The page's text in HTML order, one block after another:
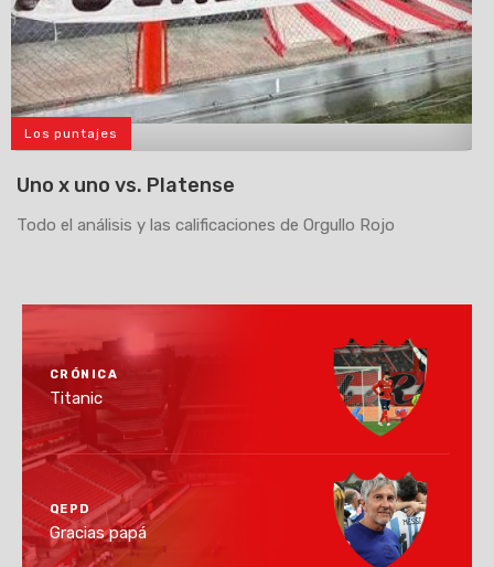
Los puntajes
Uno x uno vs. Platense
Todo el análisis y las calificaciones de Orgullo Rojo
CRÓNICA
Titanic
QEPD
Gracias papá